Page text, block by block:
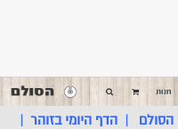
|הדף היומי בזוהר |